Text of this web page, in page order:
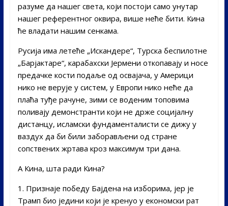
разуме да нашег света, који постоји само унутар
нашег референтног оквира, више неће бити. Кина
ће владати нашим сенкама.
Русија има летеће „Искандере“, Турска беспилотне
„Барјактаре“, карабахски Јермени откопавају и носе
предачке кости подаље од освајача, у Америци
нико не верује у систем, у Европи нико неће да
плаћа туђе рачуне, зими се воденим топовима
поливају демонстранти који не држе социјалну
дистанцу, исламски фундаменталисти се дижу у
ваздух да би били заборављени од стране
сопствених жртава кроз максимум три дана.
А Кина, шта ради Кина?
1. Признаје победу Бајдена на изборима, јер је
Трамп био једини који је кренуо у економски рат